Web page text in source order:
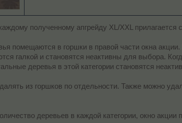
полученному апгрейду XL/XXL прилагается
помещаются в горшки в правой части окна
галкой и становятся неактивны для выбора.
деревья в этой категории становятся
из горшков по отдельности. Также можно
деревьев в каждой категории, окно акции